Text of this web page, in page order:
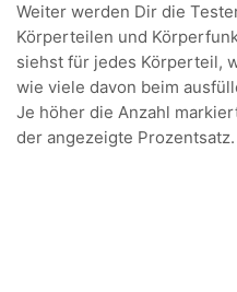
Weiter werden Dir die
Körperteilen und
siehst für jedes Körperteil,
wie viele davon beim
Je höher die Anzahl
der angezeigte Prozentsatz.